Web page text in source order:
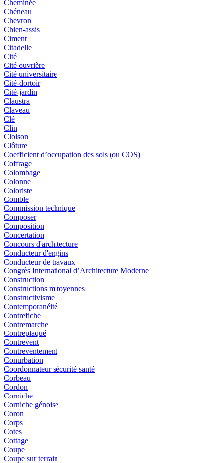
Cheminée
Chéneau
Chevron
Chien-assis
Ciment
Citadelle
Cité
Cité ouvrière
Cité universitaire
Cité-dortoir
Cité-jardin
Claustra
Claveau
Clé
Clin
Cloison
Clôture
Coefficient d’occupation des sols (ou COS)
Coffrage
Colombage
Colonne
Coloriste
Comble
Commission technique
Composer
Composition
Concertation
Concours d'architecture
Conducteur d'engins
Conducteur de travaux
Congrès International d’Architecture Moderne
Construction
Constructions mitoyennes
Constructivisme
Contemporanéité
Contrefiche
Contremarche
Contreplaqué
Contrevent
Contreventement
Conurbation
Coordonnateur sécurité santé
Corbeau
Cordon
Corniche
Corniche génoise
Coron
Corps
Cotes
Cottage
Coupe
Coupe sur terrain